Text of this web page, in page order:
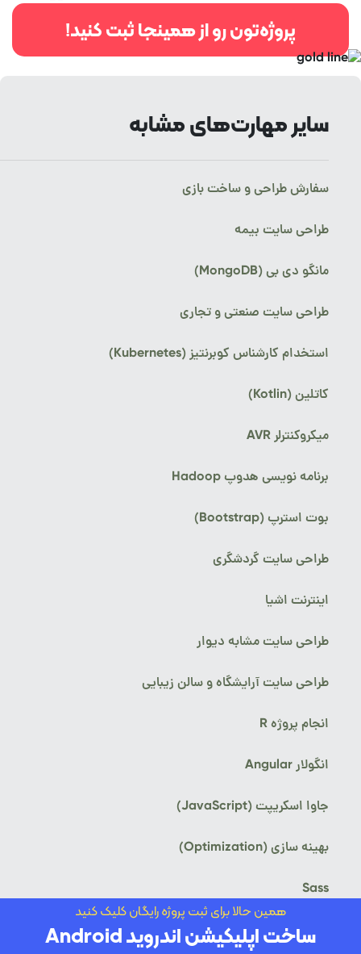
پروژه‌تون رو از همینجا ثبت کنید!
سایر مهارت‌های مشابه
سفارش طراحی و ساخت بازی
طراحی سایت بیمه
مانگو دی بی (MongoDB)
طراحی سایت صنعتی و تجاری
استخدام کارشناس کوبرنتیز (Kubernetes)
کاتلین (Kotlin)
میکروکنترلر AVR
برنامه نویسی هدوپ Hadoop
بوت استرپ (Bootstrap)
طراحی سایت گردشگری
اینترنت اشیا
طراحی سایت مشابه دیوار
طراحی سایت آرایشگاه و سالن زیبایی
انجام پروژه R
انگولار Angular
جاوا اسکریپت (JavaScript)
بهینه سازی (Optimization)
Sass
طراحی سایت وکالت
همین حالا برای ثبت پروژه رایگان کلیک کنید
ساخت اپلیکیشن اندروید Android